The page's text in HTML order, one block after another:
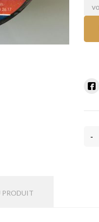
-
PRODUIT